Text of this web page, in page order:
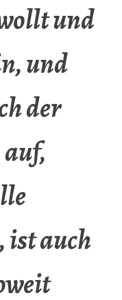
und
und
der
ist auch